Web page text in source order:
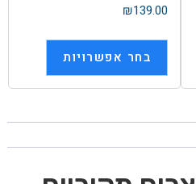
₪139.00
בחר אפשרויות